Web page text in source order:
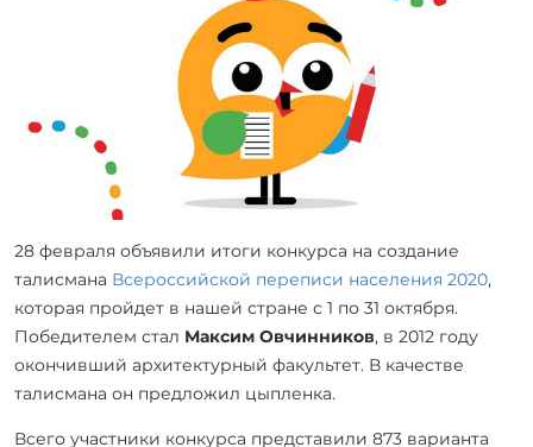
28 февраля объявили итоги конкурса на создание
талисмана Всероссийской переписи населения 2020,
которая пройдет в нашей стране с 1 по 31 октября.
Победителем стал Максим Овчинников, в 2012 году
окончивший архитектурный факультет. В качестве
талисмана он предложил цыпленка.
Всего участники конкурса представили 873 варианта